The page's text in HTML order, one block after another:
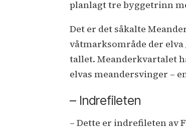
planlagt tre byggetrinn
Det er det såkalte
våtmarksområde der
tallet. Meanderkvartalet
elvas meandersvinger –
– Indrefileten
– Dette er indrefileten av